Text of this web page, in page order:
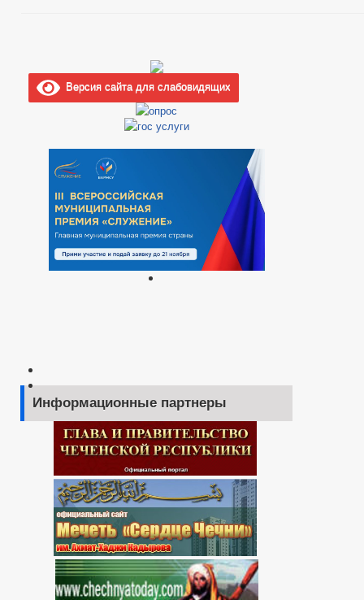
Версия сайта для слабовидящих
Информационные партнеры